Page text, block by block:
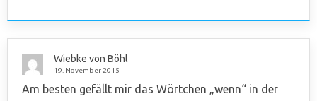
Wiebke von Böhl
19. November 2015
Am besten gefällt mir das Wörtchen „wenn“ in der